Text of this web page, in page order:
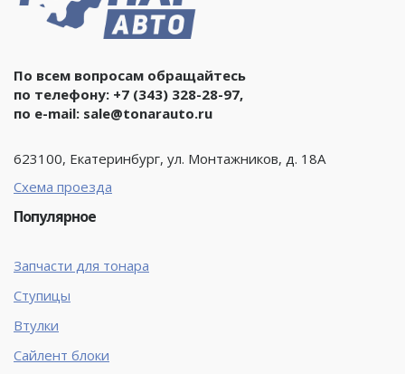
По всем вопросам обращайтесь
по телефону: +7 (343) 328-28-97,
по e-mail: sale@tonarauto.ru
623100, Екатеринбург, ул. Монтажников, д. 18А
Схема проезда
Популярное
Запчасти для тонара
Ступицы
Втулки
Сайлент блоки